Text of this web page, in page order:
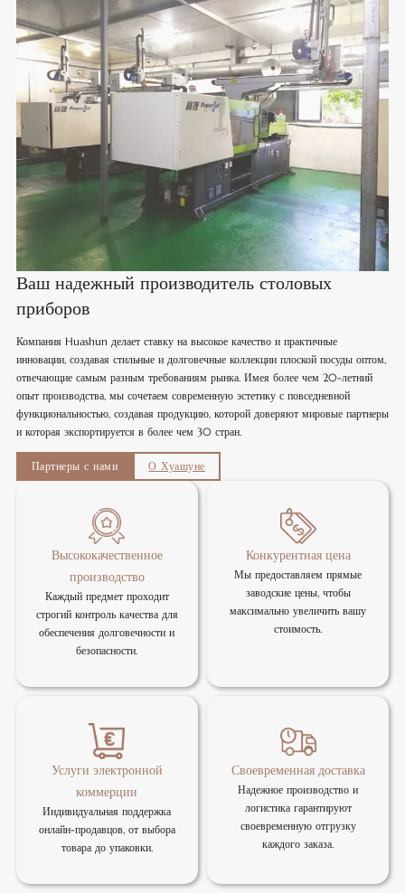
Ваш надежный производитель столовых
приборов
Компания Huashun делает ставку на высокое качество и практичные
инновации, создавая стильные и долговечные коллекции плоской посуды оптом,
отвечающие самым разным требованиям рынка. Имея более чем 20-летний
опыт производства, мы сочетаем современную эстетику с повседневной
функциональностью, создавая продукцию, которой доверяют мировые партнеры
и которая экспортируется в более чем 30 стран.
Партнеры с нами О Хуашуне
Высококачественное
производство
Каждый предмет проходит
строгий контроль качества для
обеспечения долговечности и
безопасности.
Конкурентная цена
Мы предоставляем прямые
заводские цены, чтобы
максимально увеличить вашу
стоимость.
Услуги электронной
коммерции
Индивидуальная поддержка
онлайн-продавцов, от выбора
товара до упаковки.
Своевременная доставка
Надежное производство и
логистика гарантируют
своевременную отгрузку
каждого заказа.